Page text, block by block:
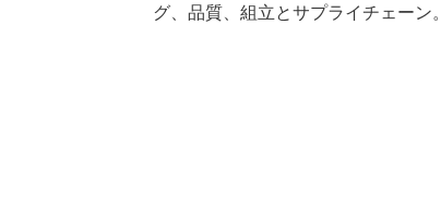
グ、品質、組立とサプライチェーン。